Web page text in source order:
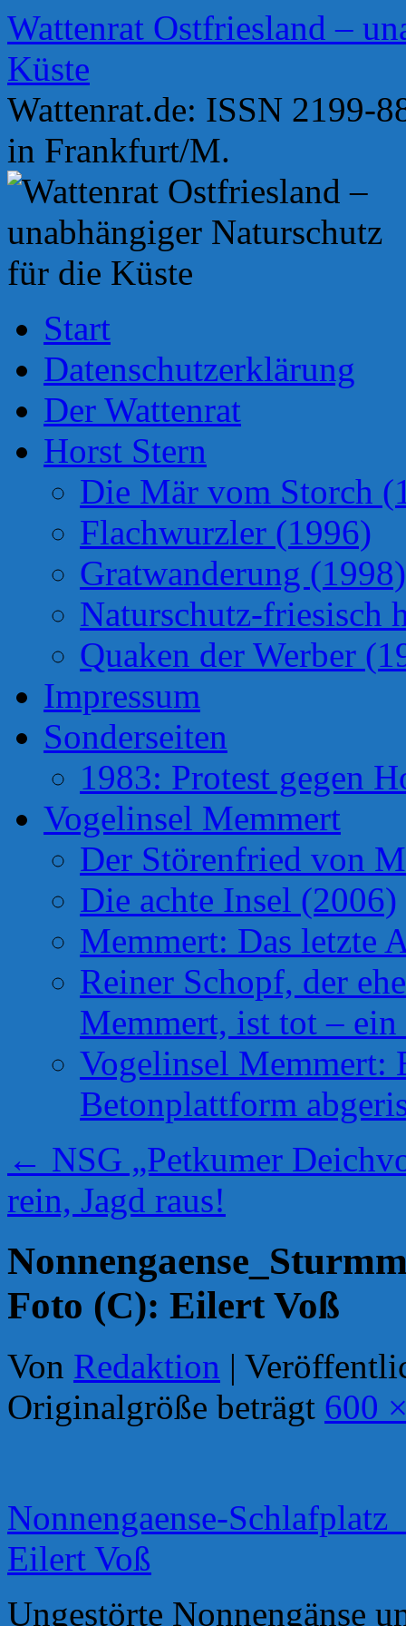
Zum
Inhalt
springen
Wattenrat Ostfriesland –
Küste
Wattenrat.de: ISSN 2199-
in Frankfurt/M.
Start
Datenschutzerklärung
Der Wattenrat
Horst Stern
Die Mär vom Storch
Flachwurzler (1996)
Gratwanderung (1998)
Naturschutz-friesisch
Quaken der Werber
Impressum
Sonderseiten
1983: Protest gegen
Vogelinsel Memmert
Der Störenfried von
Die achte Insel (2006)
Memmert: Das letzte
Reiner Schopf, der
Memmert, ist tot –
Vogelinsel Memmert:
Betonplattform
← NSG „Petkumer
rein, Jagd raus!
Foto (C): Eilert Voß
Von Redaktion |
Originalgröße beträgt 600
Nonnengaense-
Eilert Voß
Ungestörte Nonnengänse